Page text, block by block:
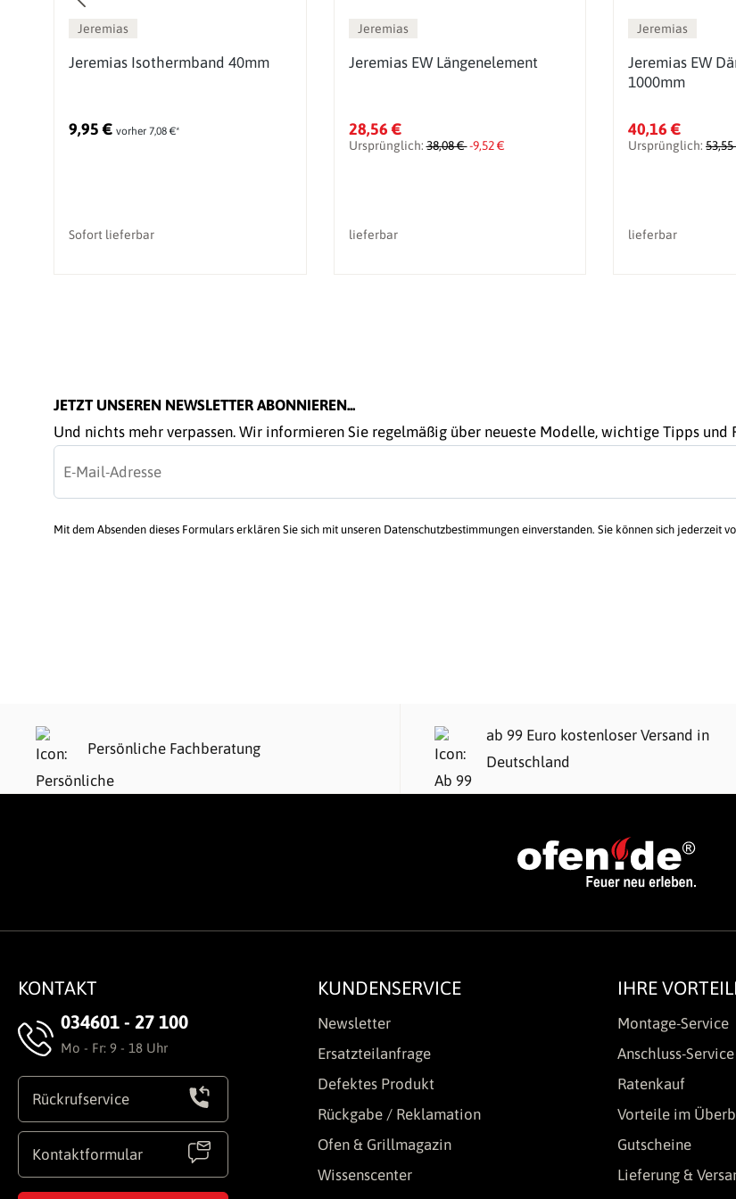
Jeremias
Jeremias Isothermband 40mm
9,95 € vorher 7,08 €*
Sofort lieferbar
Jeremias
Jeremias EW Längenelement
28,56 €
Ursprünglich:38,08 €-9,52 €
lieferbar
Jeremias
Jeremias EW
1000mm
40,16 €
Ursprünglich:
lieferbar
JETZT UNSEREN NEWSLETTER ABONNIEREN...
Und nichts mehr verpassen. Wir informieren Sie regelmäßig über neueste Modelle, wichtige Tipps
Mit dem Absenden dieses Formulars erklären Sie sich mit unseren Datenschutzbestimmungen einverstanden. Sie können sich jederzeit
Persönliche Fachberatung
ab 99 Euro kostenloser Versand in
Deutschland
KONTAKT
034601 - 27 100
Mo - Fr: 9 - 18 Uhr
Rückrufservice
Kontaktformular
KUNDENSERVICE
Newsletter
Ersatzteilanfrage
Defektes Produkt
Rückgabe / Reklamation
Ofen & Grillmagazin
Wissenscenter
IHRE
Montage-Service
Anschluss-Service
Ratenkauf
Vorteile im
Gutscheine
Lieferung &